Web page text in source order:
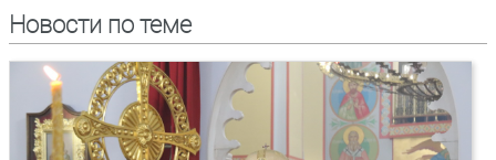
Новости по теме